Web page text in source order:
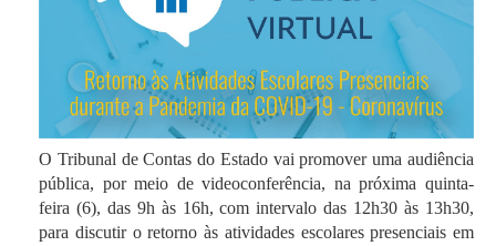
O Tribunal de Contas do Estado vai promover uma audiência
pública, por meio de videoconferência, na próxima quinta-
feira (6), das 9h às 16h, com intervalo das 12h30 às 13h30,
para discutir o retorno às atividades escolares presenciais em